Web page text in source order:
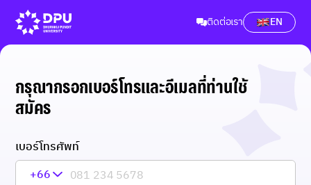
ติดต่อเรา EN
กรุณากรอกเบอร์โทรและอีเมลที่ท่านใช้
สมัคร
เบอร์โทรศัพท์
+66